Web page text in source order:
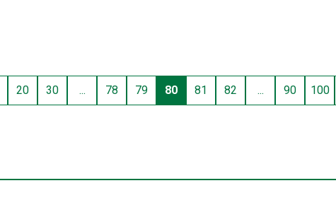
20 30 ... 78 79 80 81 82 ... 90 100